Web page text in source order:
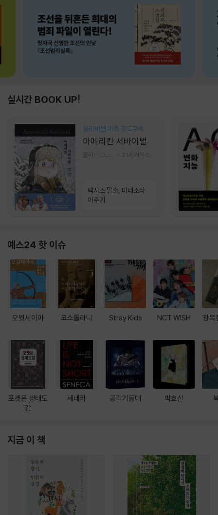
실시간 BOOK UP!
올리버쌤 가족 로드무비
아메리칸 서바이벌
21세기북스
텍사스 탈출, 미네소타
이주기
예스24 핫 이슈
오뒷세이아
포켓몬 생태도
감
코스톨라니
세네카
Stray Kids
공각기동대
NCT WISH
박효신
광복
지금 이 책